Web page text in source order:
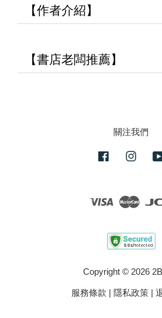
【作者介紹】
【書店老闆推薦】
關注我們
Facebook
Visa
Copyright © 2026
服務條款 | 隱私政策 |